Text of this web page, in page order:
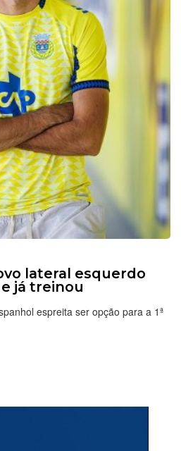
lateral esquerdo
já treinou
espreita ser opção para a 1ª